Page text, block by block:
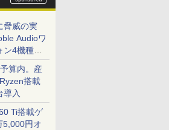
脅威の実
Audioワ
4機種を
算内。産
搭載
導入
Ti搭載ゲ
5,000円オ